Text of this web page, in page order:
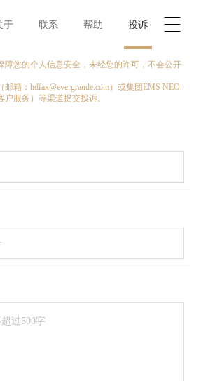
关于 联系 帮助 投诉
障您的个人信息安全，未经您的许可，不会公开
箱：hdfax@evergrande.com）或集团EMS NEO
服务）等渠道提交投诉。